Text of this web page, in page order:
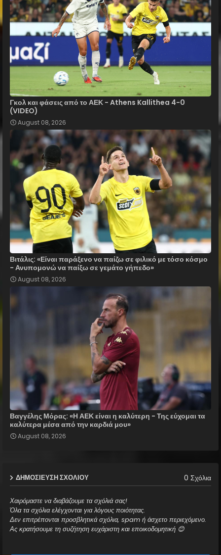
Γκολ και φάσεις από το ΑΕΚ - Athens Kallithea 4-0
(VIDEO)
August 08, 2026
Βιτάλις: «Είναι παράξενο να παίζω σε φιλικό με τόσο κόσμο
- Ανυπομονώ να παίξω σε γεμάτο γήπεδο»
August 08, 2026
Βαγγέλης Μόρας: «Η ΑΕΚ είναι η καλύτερη - Της εύχομαι τα
καλύτερα μέσα από την καρδιά μου»
August 08, 2026
ΔΗΜΟΣΊΕΥΣΗ ΣΧΟΛΊΟΥ 0 Σχόλια
Χαιρόμαστε να διαβάζουμε τα σχόλιά σας!
Όλα τα σχόλια ελέγχονται για λόγους ποιότητας.
Δεν επιτρέπονται προσβλητικά σχόλια, spam ή άσχετο περιεχόμενο.
Ας κρατήσουμε τη συζήτηση ευχάριστη και εποικοδομητική 😊